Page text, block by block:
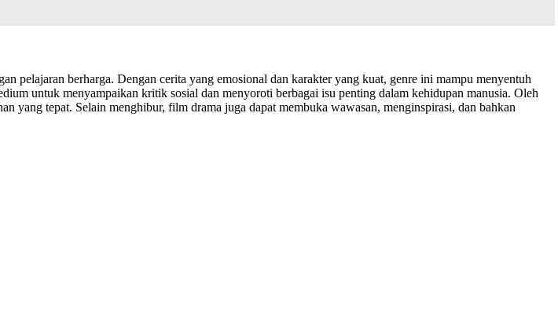
pelajaran berharga. Dengan cerita yang emosional dan karakter yang kuat, genre ini mampu menyentuh
untuk menyampaikan kritik sosial dan menyoroti berbagai isu penting dalam kehidupan manusia. Oleh
tepat. Selain menghibur, film drama juga dapat membuka wawasan, menginspirasi, dan bahkan